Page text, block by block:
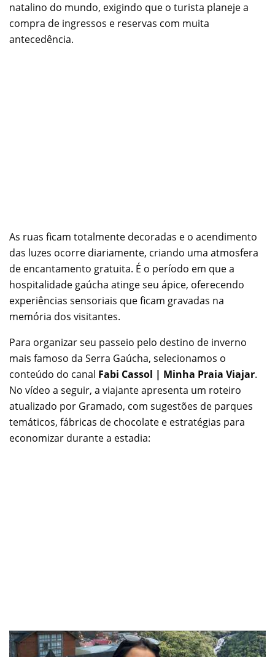
natalino do mundo, exigindo que o turista planeje a
compra de ingressos e reservas com muita
antecedência.
As ruas ficam totalmente decoradas e o acendimento
das luzes ocorre diariamente, criando uma atmosfera
de encantamento gratuita. É o período em que a
hospitalidade gaúcha atinge seu ápice, oferecendo
experiências sensoriais que ficam gravadas na
memória dos visitantes.
Para organizar seu passeio pelo destino de inverno
mais famoso da Serra Gaúcha, selecionamos o
conteúdo do canal Fabi Cassol | Minha Praia Viajar.
No vídeo a seguir, a viajante apresenta um roteiro
atualizado por Gramado, com sugestões de parques
temáticos, fábricas de chocolate e estratégias para
economizar durante a estadia: